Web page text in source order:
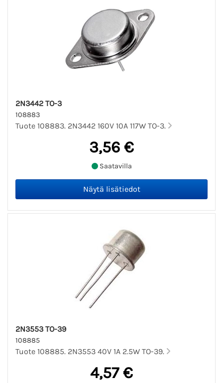
2N3442 TO-3
108883
Tuote 108883. 2N3442 160V 10A 117W TO-3.
3,56 €
Saatavilla
2N3553 TO-39
108885
Tuote 108885. 2N3553 40V 1A 2.5W TO-39.
4,57 €